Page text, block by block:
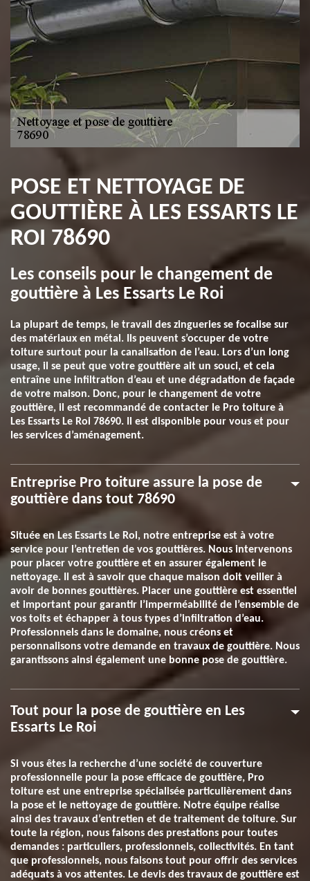
POSE ET NETTOYAGE DE
GOUTTIÈRE À LES ESSARTS LE
ROI 78690
Les conseils pour le changement de
gouttière à Les Essarts Le Roi
La plupart de temps, le travail des zingueries se focalise sur
des matériaux en métal. Ils peuvent s’occuper de votre
toiture surtout pour la canalisation de l’eau. Lors d’un long
usage, il se peut que votre gouttière ait un souci, et cela
entraîne une infiltration d’eau et une dégradation de façade
de votre maison. Donc, pour le changement de votre
gouttière, il est recommandé de contacter le Pro toiture à
Les Essarts Le Roi 78690. Il est disponible pour vous et pour
les services d’aménagement.
Entreprise Pro toiture assure la pose de
gouttière dans tout 78690
Située en Les Essarts Le Roi, notre entreprise est à votre
service pour l’entretien de vos gouttières. Nous intervenons
pour placer votre gouttière et en assurer également le
nettoyage. Il est à savoir que chaque maison doit veiller à
avoir de bonnes gouttières. Placer une gouttière est essentiel
et important pour garantir l’imperméabilité de l’ensemble de
vos toits et échapper à tous types d’infiltration d’eau.
Professionnels dans le domaine, nous créons et
personnalisons votre demande en travaux de gouttière. Nous
garantissons ainsi également une bonne pose de gouttière.
Tout pour la pose de gouttière en Les
Essarts Le Roi
Si vous êtes la recherche d’une société de couverture
professionnelle pour la pose efficace de gouttière, Pro
toiture est une entreprise spécialisée particulièrement dans
la pose et le nettoyage de gouttière. Notre équipe réalise
ainsi des travaux d’entretien et de traitement de toiture. Sur
toute la région, nous faisons des prestations pour toutes
demandes : particuliers, professionnels, collectivités. En tant
que professionnels, nous faisons tout pour offrir des services
adéquats à vos attentes. Le devis des travaux de gouttière est